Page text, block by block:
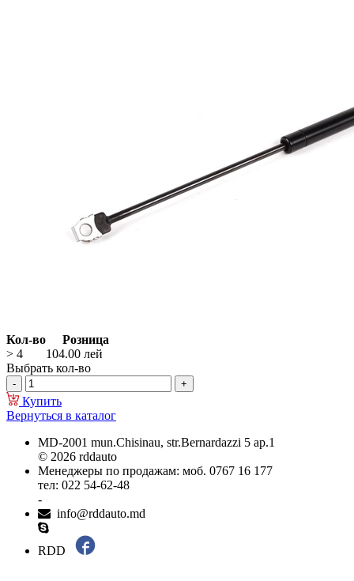
Кол-во
Розница
> 4
104.00 лей
Выбрать кол-во
Купить
Вернуться в каталог
MD-2001 mun.Chisinau, str.Bernardazzi 5 ap.1
© 2026 rddauto
Менеджеры по продажам: моб. 0767 16 177
тел: 022 54-62-48
-
info@rddauto.md
RDD